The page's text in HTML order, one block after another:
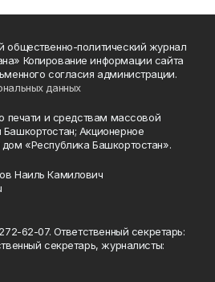
общественно-политический журнал
Копирование информации сайта
согласия администрации.
данных
печати и средствам массовой
Акционерное
«Республика Башкортостан».
Наиль Камилович
62-07. Ответственный секретарь:
секретарь, журналисты: